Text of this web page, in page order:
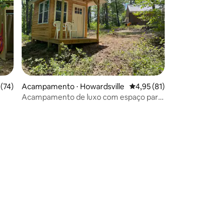
uma avaliação média de 5, 74 avaliações
Acampamento ⋅ Howardsville 4,95 de uma
4,95 (81)
Acampamento de luxo com espaço para